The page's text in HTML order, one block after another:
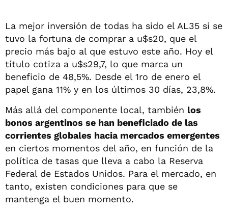
La mejor inversión de todas ha sido el AL35 si se
tuvo la fortuna de comprar a u$s20, que el
precio más bajo al que estuvo este año. Hoy el
título cotiza a u$s29,7, lo que marca un
beneficio de 48,5%. Desde el 1ro de enero el
papel gana 11% y en los últimos 30 días, 23,8%.
Más allá del componente local, también los
bonos argentinos se han beneficiado de las
corrientes globales hacia mercados emergentes
en ciertos momentos del año, en función de la
política de tasas que lleva a cabo la Reserva
Federal de Estados Unidos. Para el mercado, en
tanto, existen condiciones para que se
mantenga el buen momento.